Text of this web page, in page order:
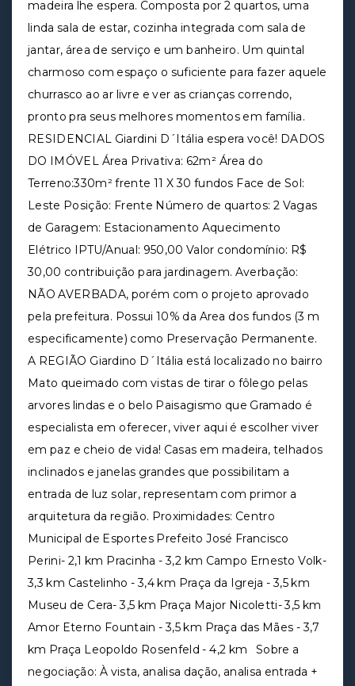
madeira lhe espera. Composta por 2 quartos, uma
linda sala de estar, cozinha integrada com sala de
jantar, área de serviço e um banheiro. Um quintal
charmoso com espaço o suficiente para fazer aquele
churrasco ao ar livre e ver as crianças correndo,
pronto pra seus melhores momentos em família.
RESIDENCIAL Giardini D´Itália espera você! DADOS
DO IMÓVEL Área Privativa: 62m² Área do
Terreno:330m² frente 11 X 30 fundos Face de Sol:
Leste Posição: Frente Número de quartos: 2 Vagas
de Garagem: Estacionamento Aquecimento
Elétrico IPTU/Anual: 950,00 Valor condomínio: R$
30,00 contribuição para jardinagem. Averbação:
NÃO AVERBADA, porém com o projeto aprovado
pela prefeitura. Possui 10% da Area dos fundos (3 m
especificamente) como Preservação Permanente.
A REGIÃO Giardino D´Itália está localizado no bairro
Mato queimado com vistas de tirar o fôlego pelas
arvores lindas e o belo Paisagismo que Gramado é
especialista em oferecer, viver aqui é escolher viver
em paz e cheio de vida! Casas em madeira, telhados
inclinados e janelas grandes que possibilitam a
entrada de luz solar, representam com primor a
arquitetura da região. Proximidades: Centro
Municipal de Esportes Prefeito José Francisco
Perini- 2,1 km Pracinha - 3,2 km Campo Ernesto Volk-
3,3 km Castelinho - 3,4 km Praça da Igreja - 3,5 km
Museu de Cera- 3,5 km Praça Major Nicoletti- 3,5 km
Amor Eterno Fountain - 3,5 km Praça das Mães - 3,7
km Praça Leopoldo Rosenfeld - 4,2 km Sobre a
negociação: À vista, analisa dação, analisa entrada +